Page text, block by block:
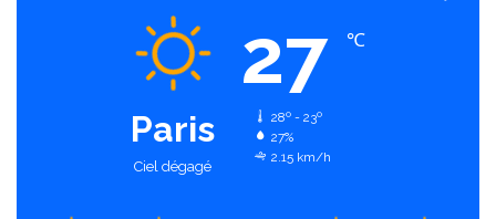
Paris
Ciel dégagé
27 ℃
28º - 23º
27%
2.15 km/h